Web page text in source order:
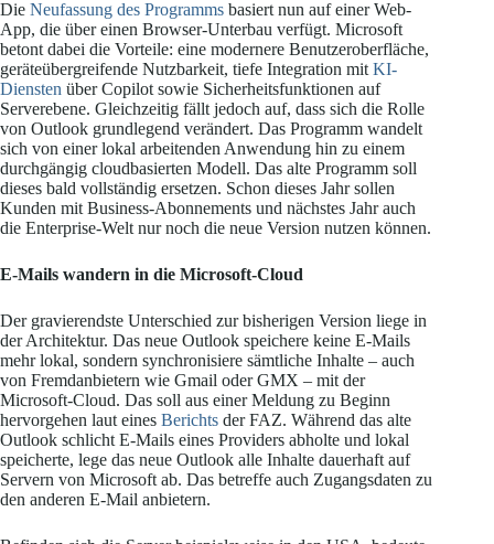
Die Neufassung des Programms basiert nun auf einer Web-
App, die über einen Browser-Unterbau verfügt. Microsoft
betont dabei die Vorteile: eine modernere Benutzeroberfläche,
geräteübergreifende Nutzbarkeit, tiefe Integration mit KI-
Diensten über Copilot sowie Sicherheitsfunktionen auf
Serverebene. Gleichzeitig fällt jedoch auf, dass sich die Rolle
von Outlook grundlegend verändert. Das Programm wandelt
sich von einer lokal arbeitenden Anwendung hin zu einem
durchgängig cloudbasierten Modell. Das alte Programm soll
dieses bald vollständig ersetzen. Schon dieses Jahr sollen
Kunden mit Business-Abonnements und nächstes Jahr auch
die Enterprise-Welt nur noch die neue Version nutzen können.
E-Mails wandern in die Microsoft-Cloud
Der gravierendste Unterschied zur bisherigen Version liege in
der Architektur. Das neue Outlook speichere keine E-Mails
mehr lokal, sondern synchronisiere sämtliche Inhalte – auch
von Fremdanbietern wie Gmail oder GMX – mit der
Microsoft-Cloud. Das soll aus einer Meldung zu Beginn
hervorgehen laut eines Berichts der FAZ. Während das alte
Outlook schlicht E-Mails eines Providers abholte und lokal
speicherte, lege das neue Outlook alle Inhalte dauerhaft auf
Servern von Microsoft ab. Das betreffe auch Zugangsdaten zu
den anderen E-Mail anbietern.